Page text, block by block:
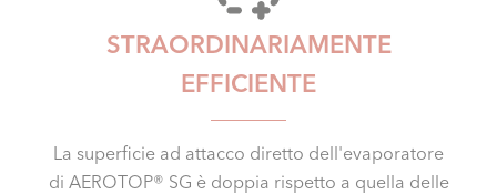
STRAORDINARIAMENTE
EFFICIENTE
La superficie ad attacco diretto dell'evaporatore
di AEROTOP® SG è doppia rispetto a quella delle